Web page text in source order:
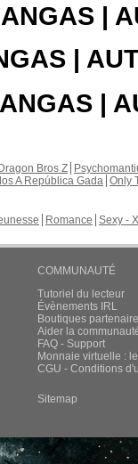
|
|
|
Bros Z
A República Gada Only
Romance Sexy -
COMMUNAUTÉ
Tutoriel du lecteur
Évènements IRL
Boutiques
Aider la
FAQ - Support
Monnaie virtuelle :
CGU - Conditions
Sitemap